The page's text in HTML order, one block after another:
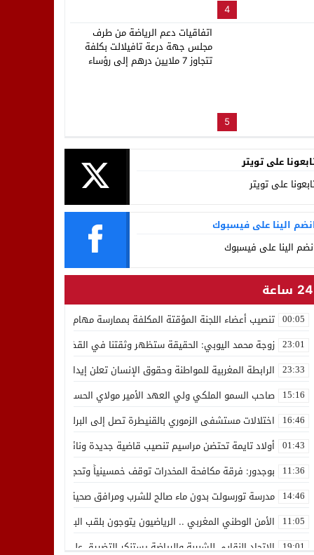
4
5
اتفاقيات دعم الرياضة من طرف
مجلس جهة درعة تافيلالت بكلفة
تتجاوز 7 ملايين درهم إلى رؤساء
على تويتر
على تويتر
الينا على فيسبوك
الينا على فيسبوك
24 ساعة
00:05 تنصيب أعضاء اللجنة المؤقتة المكلفة بممارسة مهام المجلس الوطني
23:01 زوجة محمد اليوبي: الحقيقة ستظهر وثقتنا في القضاء ثابتة
23:33 الرابطة المغربية للمواطنة وحقوق الإنسان تعلن إيداع رئيسها
15:16 صاحب السمو الملكي ولي العهد الأمير مولاي الحسن يدشن “برج
16:46 اختلالات مستشفى الزموري بالقنيطرة تصل إلى البرلمان واستقالة
01:43 أولاد تايمة تحتضن مراسيم تنصيب قاضية جديدة ونائب لوكيل الملك
11:36 بوجدور: فرقة مكافحة المخدرات توقف خمسينياً وتحجز 10 كيلوغرامات من الشيرا
14:46 مدرسة تورسولت بدون ماء صالح للشرب ومرافق صحية في وضعية
11:05 الأمن الوطني المغربي .. الرياضيون يتوجون بلقب البطولة العربية
19:01 الاتحاد النقابي للشبيبة والرياضة يستنكر التضييق على الموظفين